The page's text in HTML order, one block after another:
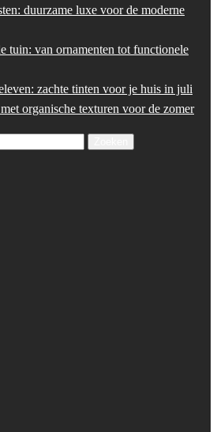
duurzame luxe voor de moderne
tuin: van ornamenten tot functionele
zachte tinten voor je huis in juli
organische texturen voor de zomer